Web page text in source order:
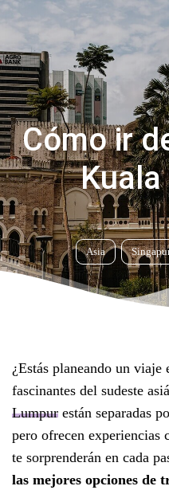
Asia
Cómo ir
¿Estás planeando un viaje
fascinantes del sudeste
Lumpur están separadas
pero ofrecen experiencias
te sorprenderán en cada
las mejores opciones de